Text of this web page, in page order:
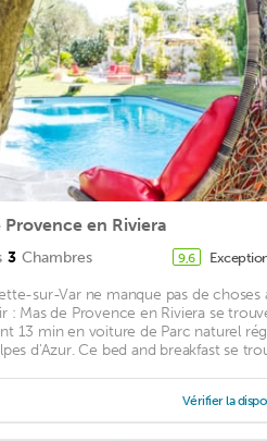
Provence en Riviera
3 Chambres 9,6
sur-Var ne manque pas de choses
: Mas de Provence en Riviera se
13 min en voiture de Parc naturel
d'Azur. Ce bed and breakfast se
Vérifier la